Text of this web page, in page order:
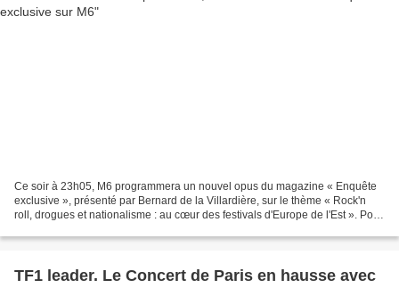
Ce soir à 23h05, M6 programmera un nouvel opus du magazine « Enquête
exclusive », présenté par Bernard de la Villardière, sur le thème « Rock'n
roll, drogues et nationalisme : au cœur des festivals d'Europe de l'Est ». Pour
TF1 leader. Le Concert de Paris en hausse avec